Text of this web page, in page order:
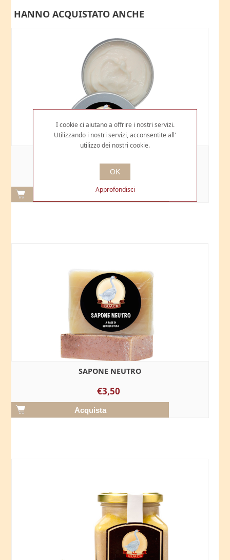
HANNO ACQUISTATO ANCHE
€14,90
SAPONE NEUTRO
€3,50
I cookie ci aiutano a offrire i nostri servizi.
Utilizzando i nostri servizi, acconsentite all'
utilizzo dei nostri cookie.
OK
Approfondisci